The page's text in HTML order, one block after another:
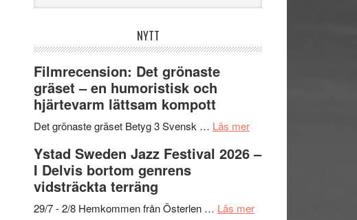
webbplatsen
NYTT
Filmrecension: Det grönaste
gräset – en humoristisk och
hjärtevarm lättsam kompott
Det grönaste gräset Betyg 3 Svensk … Läs merom
Det
–
Ystad Sweden Jazz Festival 2026 –
I Delvis bortom genrens
vidsträckta terräng
29/7 - 2/8 Hemkommen från Österlen … Läs merom